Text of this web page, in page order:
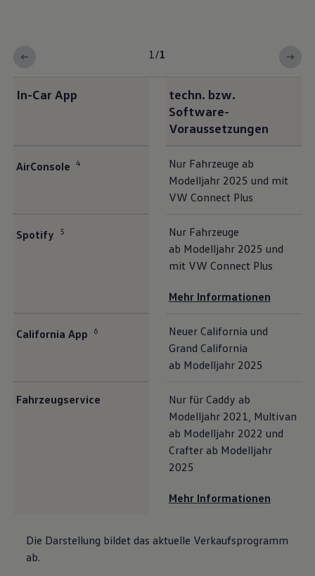
1 /1
In-Car App
techn. bzw.
Software-
Voraussetzungen
AirConsole 4
Nur Fahrzeuge ab
Modelljahr 2025 und mit
VW Connect Plus
Spotify 5
Nur Fahrzeuge
ab Modelljahr 2025 und
mit VW Connect Plus
Mehr Informationen
California App 6 Neuer California und
Grand California
ab Modelljahr 2025
Fahrzeugservice Nur für Caddy ab
Modelljahr 2021, Multivan
ab Modelljahr 2022 und
Crafterab Modelljahr
2025
Mehr Informationen
Die Darstellung bildet das aktuelle Verkaufsprogramm
ab.